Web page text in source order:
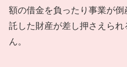
額の借金を負ったり事業が
託した財産が差し押さえら
ん。